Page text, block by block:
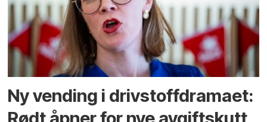
Ny vending i drivstoffdramaet: